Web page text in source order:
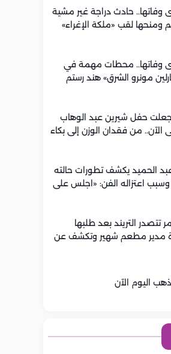
وفاتها.. حادث دراجة غير مشية
ومنحها لقب «ملكة الإغراء»
وفاتها.. محطات مهمة في
مونرو الشرق» هند رستم
حفل شيرين عبد الوهاب
الآن.. من فقدان الوزن إلى بكاء
الحميد يكشف تطورات حالته
اعتزاله الفن: «اجلس على
تتصدر التريند بعد طلبها
مدير مطعم شهير وتكشف عن
اليوم الآن